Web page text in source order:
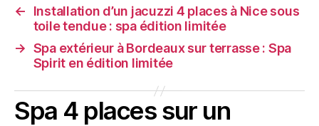
←
Installation d’un jacuzzi 4 places à Nice sous
toile tendue : spa édition limitée
→ Spa extérieur à Bordeaux sur terrasse : Spa
Spirit en édition limitée
Spa 4 places sur un